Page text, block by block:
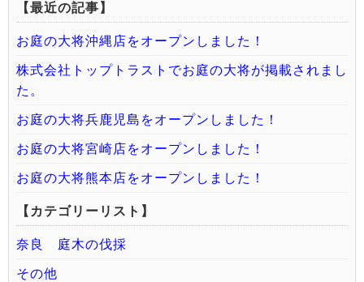
【最近の記事】
お庭の大将沖縄店をオープンしました！
株式会社トップトラストでお庭の大将が掲載されまし
た。
お庭の大将兵鹿児島をオープンしました！
お庭の大将宮崎店をオープンしました！
お庭の大将熊本店をオープンしました！
【カテゴリーリスト】
奈良 庭木の伐採
その他